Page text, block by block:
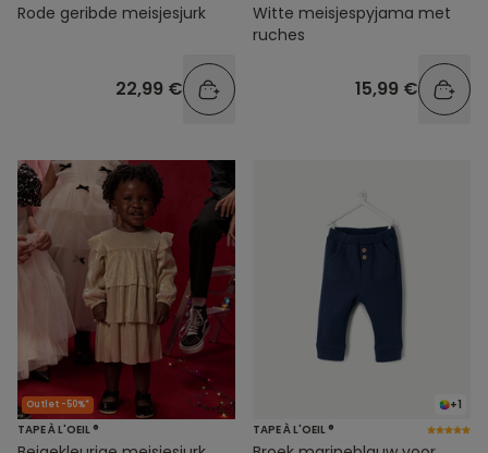
Rode geribde meisjesjurk
22,99 €
Witte meisjespyjama met
ruches
15,99 €
Outlet -50%*
TAPE À L'OEIL ®
+1
TAPE À L'OEIL ®